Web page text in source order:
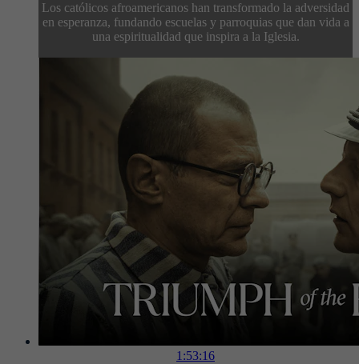
Los católicos afroamericanos han transformado la adversidad
en esperanza, fundando escuelas y parroquias que dan vida a
una espiritualidad que inspira a la Iglesia.
1:53:16